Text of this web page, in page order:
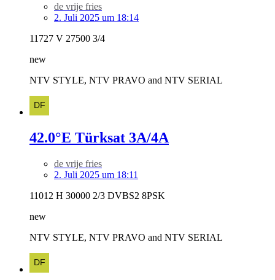
de vrije fries
2. Juli 2025 um 18:14
11727 V 27500 3/4
new
NTV STYLE, NTV PRAVO and NTV SERIAL
42.0°E Türksat 3A/4A
de vrije fries
2. Juli 2025 um 18:11
11012 H 30000 2/3 DVBS2 8PSK
new
NTV STYLE, NTV PRAVO and NTV SERIAL